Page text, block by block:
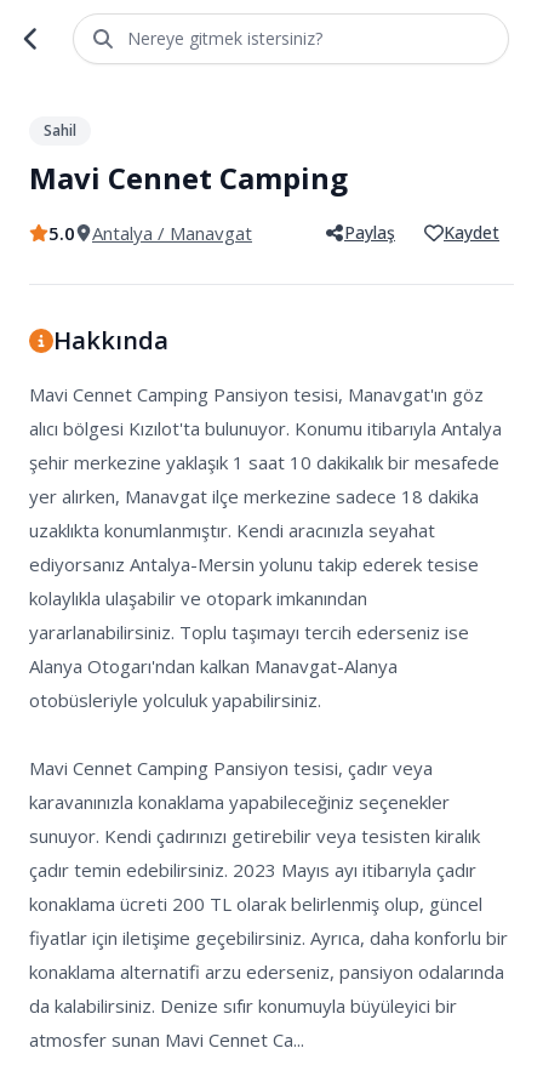
Nereye gitmek istersiniz?
/3
Sahil
Mavi Cennet Camping
5.0 Antalya / Manavgat Paylaş Kaydet
Hakkında
Mavi Cennet Camping Pansiyon tesisi, Manavgat'ın göz
alıcı bölgesi Kızılot'ta bulunuyor. Konumu itibarıyla Antalya
şehir merkezine yaklaşık 1 saat 10 dakikalık bir mesafede
yer alırken, Manavgat ilçe merkezine sadece 18 dakika
uzaklıkta konumlanmıştır. Kendi aracınızla seyahat
ediyorsanız Antalya-Mersin yolunu takip ederek tesise
kolaylıkla ulaşabilir ve otopark imkanından
yararlanabilirsiniz. Toplu taşımayı tercih ederseniz ise
Alanya Otogarı'ndan kalkan Manavgat-Alanya
otobüsleriyle yolculuk yapabilirsiniz.
Mavi Cennet Camping Pansiyon tesisi, çadır veya
karavanınızla konaklama yapabileceğiniz seçenekler
sunuyor. Kendi çadırınızı getirebilir veya tesisten kiralık
çadır temin edebilirsiniz. 2023 Mayıs ayı itibarıyla çadır
konaklama ücreti 200 TL olarak belirlenmiş olup, güncel
fiyatlar için iletişime geçebilirsiniz. Ayrıca, daha konforlu bir
konaklama alternatifi arzu ederseniz, pansiyon odalarında
da kalabilirsiniz. Denize sıfır konumuyla büyüleyici bir
atmosfer sunan Mavi Cennet Ca...